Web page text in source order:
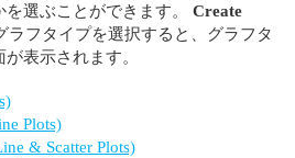
を選ぶことができます。Create
ラフタイプを選択すると、グラフタ
表示されます。
Plots)
& Scatter Plots)